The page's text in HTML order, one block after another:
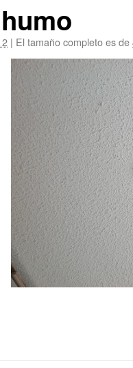
| El tamaño completo es de